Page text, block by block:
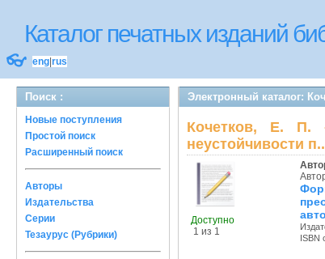
Каталог печатных изданий
👓 eng rus
Поиск :
Новые поступления
Простой поиск
Расширенный поиск
Авторы
Издательства
Серии
Тезаурус (Рубрики)
Электронный каталог:
Кочетков, Е. П. -
неустойчивости
Доступно
1 из 1
ISBN